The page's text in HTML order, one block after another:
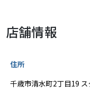
店舗情報
住所
千歳市清水町2丁目19